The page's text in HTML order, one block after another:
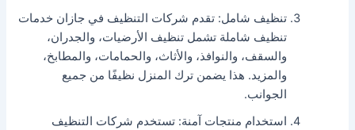
تنظيف شامل: تقدم شركات التنظيف في جازان خدمات
تنظيف شاملة تشمل تنظيف الأرضيات، والجدران،
والسقف، والنوافذ، والأثاث، والحمامات، والمطابخ،
والمزيد. هذا يضمن ترك المنزل نظيفًا من جميع
الجوانب.
استخدام منتجات آمنة: تستخدم شركات التنظيف